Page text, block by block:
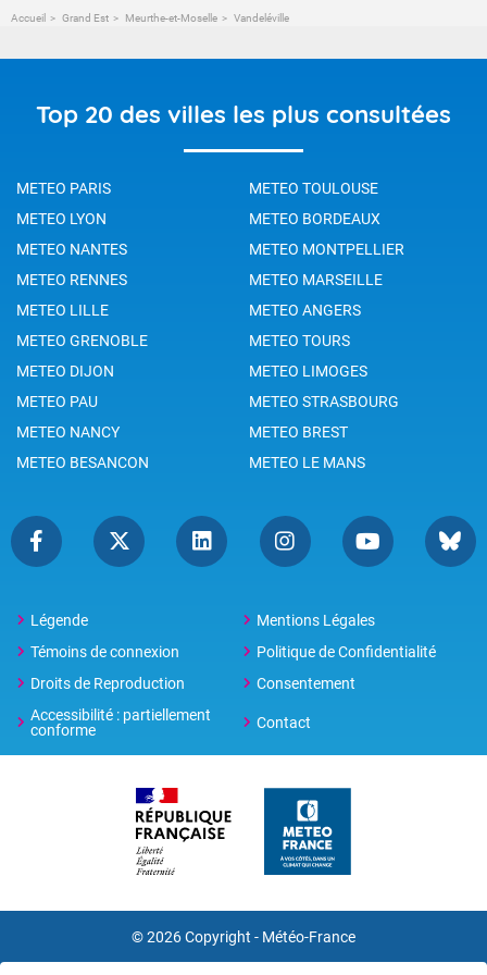
Accueil Grand Est Meurthe-et-Moselle Vandeléville
Top 20 des villes les plus consultées
METEO PARIS
METEO TOULOUSE
METEO LYON
METEO BORDEAUX
METEO NANTES
METEO MONTPELLIER
METEO RENNES
METEO MARSEILLE
METEO LILLE
METEO ANGERS
METEO GRENOBLE
METEO TOURS
METEO DIJON
METEO LIMOGES
METEO PAU
METEO STRASBOURG
METEO NANCY
METEO BREST
METEO BESANCON
METEO LE MANS
Légende
Mentions Légales
Témoins de connexion
Politique de Confidentialité
Droits de Reproduction
Consentement
Accessibilité : partiellement
conforme
Contact
© 2026 Copyright - Météo-France